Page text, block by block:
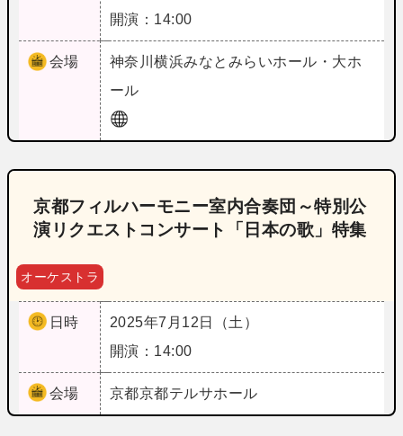
開演：14:00
会場 神奈川横浜みなとみらいホール・大ホ
ール
京都フィルハーモニー室内合奏団～特別公
演リクエストコンサート「日本の歌」特集
オーケストラ
日時
2025年7月12日（土）
開演：14:00
会場 京都京都テルサホール